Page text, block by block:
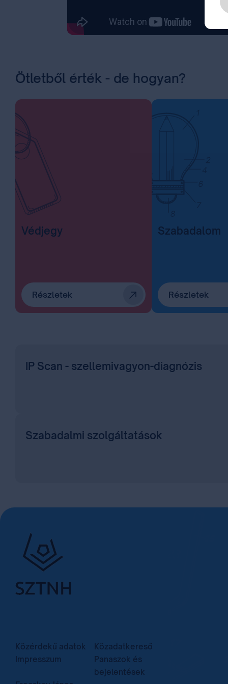
Ötletből érték - de hogyan?
Védjegy
Részletek
Szabadalom
Részletek
IP Scan - szellemivagyon-diagnózis
Szabadalmi szolgáltatások
Közérdekű adatok
Közadatkereső
Impresszum
Panaszok és
bejelentések